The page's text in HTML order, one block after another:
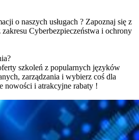
o naszych usługach ? Zapoznaj się z
zakresu Cyberbezpieczeństwa i ochrony
szkoleń z popularnych języków
zarządzania i wybierz coś dla
nowości i atrakcyjne rabaty !